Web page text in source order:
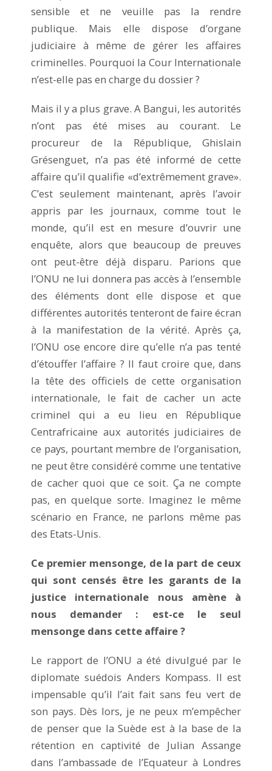
sensible et ne veuille pas la rendre
publique. Mais elle dispose d’organe
judiciaire à même de gérer les affaires
criminelles. Pourquoi la Cour Internationale
n’est-elle pas en charge du dossier ?
Mais il y a plus grave. A Bangui, les autorités
n’ont pas été mises au courant. Le
procureur de la République, Ghislain
Grésenguet, n’a pas été informé de cette
affaire qu’il qualifie «d’extrêmement grave».
C’est seulement maintenant, après l’avoir
appris par les journaux, comme tout le
monde, qu’il est en mesure d’ouvrir une
enquête, alors que beaucoup de preuves
ont peut-être déjà disparu. Parions que
l’ONU ne lui donnera pas accès à l’ensemble
des éléments dont elle dispose et que
différentes autorités tenteront de faire écran
à la manifestation de la vérité. Après ça,
l’ONU ose encore dire qu’elle n’a pas tenté
d’étouffer l’affaire ? Il faut croire que, dans
la tête des officiels de cette organisation
internationale, le fait de cacher un acte
criminel qui a eu lieu en République
Centrafricaine aux autorités judiciaires de
ce pays, pourtant membre de l’organisation,
ne peut être considéré comme une tentative
de cacher quoi que ce soit. Ça ne compte
pas, en quelque sorte. Imaginez le même
scénario en France, ne parlons même pas
des Etats-Unis.
Ce premier mensonge, de la part de ceux
qui sont censés être les garants de la
justice internationale nous amène à
nous demander : est-ce le seul
mensonge dans cette affaire ?
Le rapport de l’ONU a été divulgué par le
diplomate suédois Anders Kompass. Il est
impensable qu’il l’ait fait sans feu vert de
son pays. Dès lors, je ne peux m’empêcher
de penser que la Suède est à la base de la
rétention en captivité de Julian Assange
dans l’ambassade de l’Equateur à Londres